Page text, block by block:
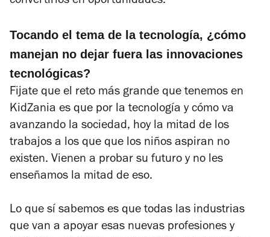
Tocando el tema de la tecnología, ¿cómo
manejan no dejar fuera las innovaciones
tecnológicas?
Fijate que el reto más grande que tenemos en
KidZania es que por la tecnología y cómo va
avanzando la sociedad, hoy la mitad de los
trabajos a los que que los niños aspiran no
existen. Vienen a probar su futuro y no les
enseñamos la mitad de eso.
Lo que sí sabemos es que todas las industrias
que van a apoyar esas nuevas profesiones y